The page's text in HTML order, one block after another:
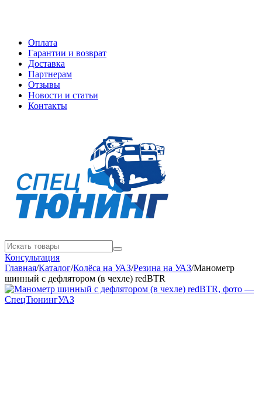
Оплата
Гарантии и возврат
Доставка
Партнерам
Отзывы
Новости и статьи
Контакты
Консультация
Главная/Каталог/Колёса на УАЗ/Резина на УАЗ/Манометр
шинный с дефлятором (в чехле) redBTR